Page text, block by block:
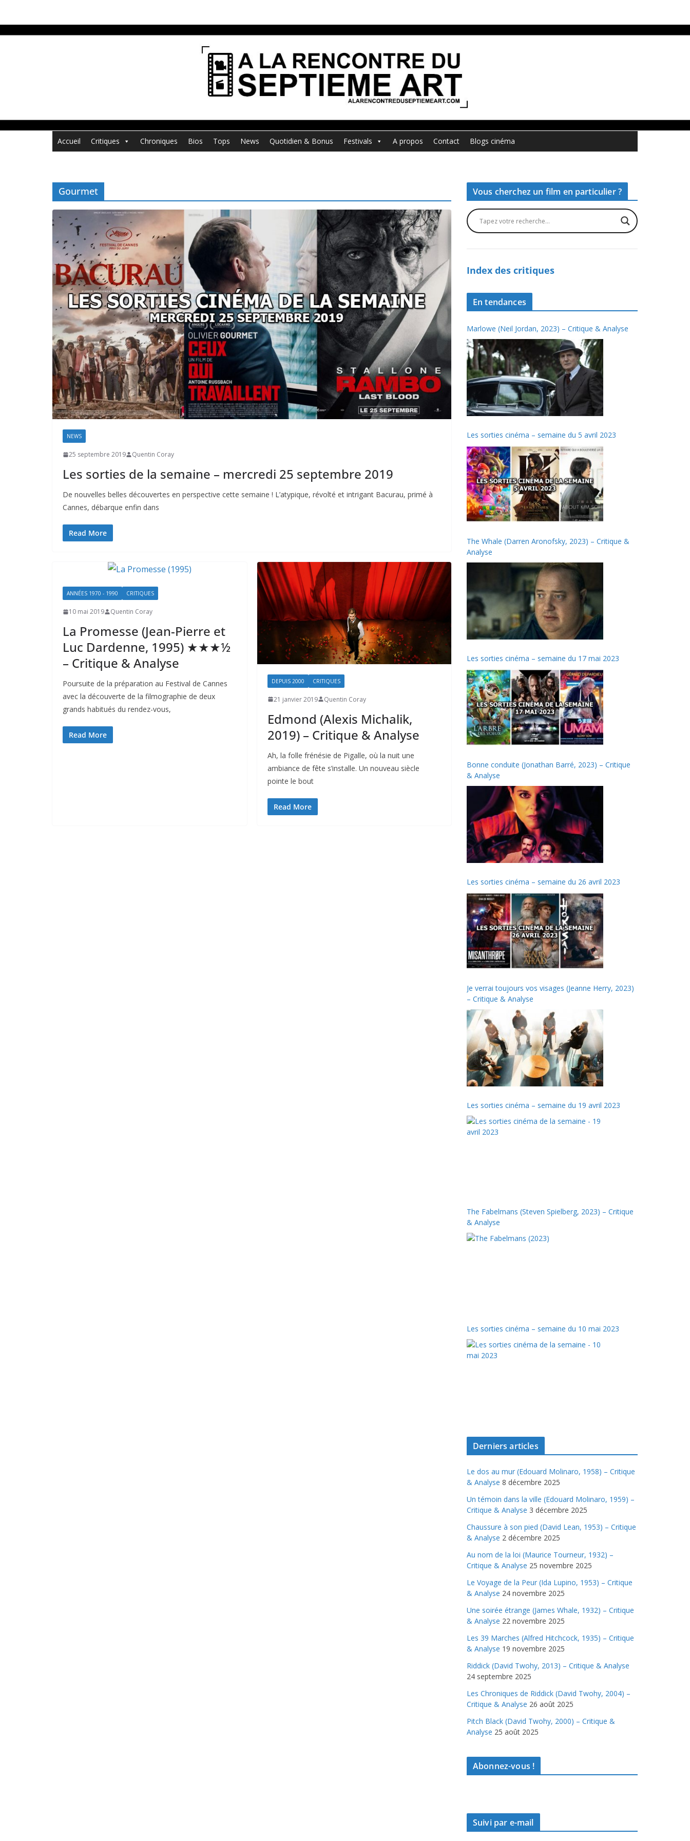
contenu
Accueil Critiques Chroniques Bios Tops News Quotidien & Bonus Festivals A propos Contact Blogs cinéma
Gourmet
NEWS
25 septembre 2019 Quentin Coray
Les sorties de la semaine – mercredi 25 septembre 2019
De nouvelles belles découvertes en perspective cette semaine ! L’atypique, révolté et intrigant Bacurau, primé à
Cannes, débarque enfin dans
Read More
ANNÉES 1970 - 1990 CRITIQUES
10 mai 2019 Quentin Coray
La Promesse (Jean-Pierre et
Luc Dardenne, 1995) ★★★½
– Critique & Analyse
Poursuite de la préparation au Festival de Cannes
avec la découverte de la filmographie de deux
grands habitués du rendez-vous,
Read More
DEPUIS 2000 CRITIQUES
21 janvier 2019 Quentin Coray
Edmond (Alexis Michalik,
2019) – Critique & Analyse
Ah, la folle frénésie de Pigalle, où la nuit une
ambiance de fête s’installe. Un nouveau siècle
pointe le bout
Read More
Vous cherchez un film en particulier ?
Index des critiques
En tendances
Marlowe (Neil Jordan, 2023) – Critique & Analyse
Les sorties cinéma – semaine du 5 avril 2023
The Whale (Darren Aronofsky, 2023) – Critique &
Analyse
Les sorties cinéma – semaine du 17 mai 2023
Bonne conduite (Jonathan Barré, 2023) – Critique
& Analyse
Les sorties cinéma – semaine du 26 avril 2023
Je verrai toujours vos visages (Jeanne Herry, 2023)
– Critique & Analyse
Les sorties cinéma – semaine du 19 avril 2023
The Fabelmans (Steven Spielberg, 2023) – Critique
& Analyse
Les sorties cinéma – semaine du 10 mai 2023
Derniers articles
Le dos au mur (Edouard Molinaro, 1958) – Critique
& Analyse 8 décembre 2025
Un témoin dans la ville (Edouard Molinaro, 1959) –
Critique & Analyse 3 décembre 2025
Chaussure à son pied (David Lean, 1953) – Critique
& Analyse 2 décembre 2025
Au nom de la loi (Maurice Tourneur, 1932) –
Critique & Analyse 25 novembre 2025
Le Voyage de la Peur (Ida Lupino, 1953) – Critique
& Analyse 24 novembre 2025
Une soirée étrange (James Whale, 1932) – Critique
& Analyse 22 novembre 2025
Les 39 Marches (Alfred Hitchcock, 1935) – Critique
& Analyse 19 novembre 2025
Riddick (David Twohy, 2013) – Critique & Analyse
24 septembre 2025
Les Chroniques de Riddick (David Twohy, 2004) –
Critique & Analyse 26 août 2025
Pitch Black (David Twohy, 2000) – Critique &
Analyse 25 août 2025
Abonnez-vous !
Suivi par e-mail